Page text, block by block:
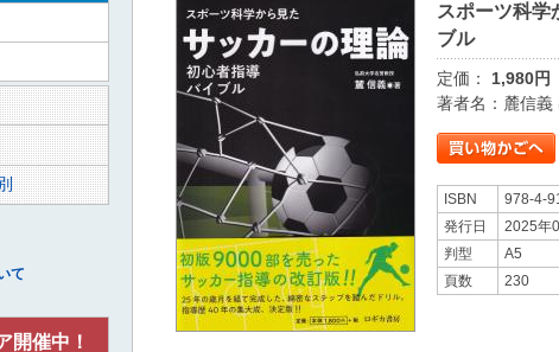
スポーツ科学
ブル
定価： 1,980円
著者名：麓信義
ISBN
978-4-
発行日
2025年
判型
A5
頁数
230
て
開催中！